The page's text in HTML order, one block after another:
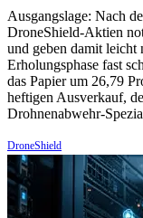
Ausgangslage: Nach
DroneShield-Aktien
und geben damit leicht
Erholungsphase fast
das Papier um 26,79
heftigen Ausverkauf,
Drohnenabwehr-
DroneShield